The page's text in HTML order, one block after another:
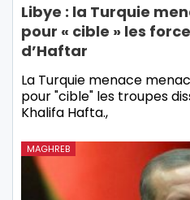
Libye : la Turquie
pour « cible » les
d’Haftar
La Turquie menace
pour "cible" les troupes
Khalifa Hafta.,
MAGHREB